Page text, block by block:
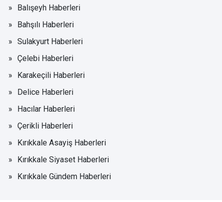
Balışeyh Haberleri
Bahşılı Haberleri
Sulakyurt Haberleri
Çelebi Haberleri
Karakeçili Haberleri
Delice Haberleri
Hacılar Haberleri
Çerikli Haberleri
Kırıkkale Asayiş Haberleri
Kırıkkale Siyaset Haberleri
Kırıkkale Gündem Haberleri